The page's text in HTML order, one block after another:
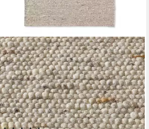
TARACARPET
Wollteppich TaraCarpet
Lambrecht, rechteckig, Höhe:
13 mm, Hand-Web-Teppich
grau beige gewalkt